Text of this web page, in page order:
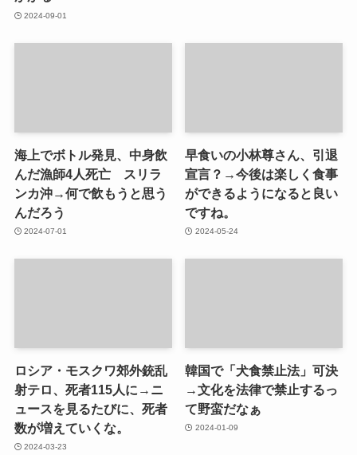
2024-09-01
海上でボトル発見、中身飲
んだ漁師4人死亡 スリラ
ンカ沖→何で飲もうと思う
んだろう
2024-07-01
早食いの小林尊さん、引退
宣言？→今後は楽しく食事
ができるようになると良い
ですね。
2024-05-24
ロシア・モスクワ郊外銃乱
射テロ、死者115人に→ニ
ュースを見るたびに、死者
数が増えていくな。
2024-03-23
韓国で「犬食禁止法」可決
→文化を法律で禁止するっ
て野蛮だなぁ
2024-01-09